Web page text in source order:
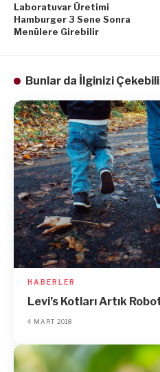
Laboratuvar Üretimi
Hamburger 3 Sene Sonra
Menülere Girebilir
Bunlar da İlginizi
HABERLER
Levi’s Kotları Artık
4 MART 2018